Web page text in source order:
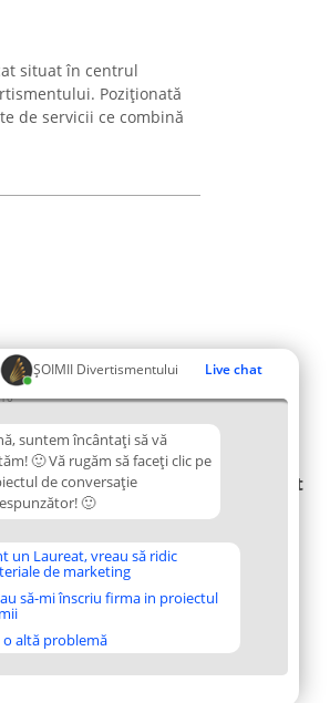
ŞOIMII Divertismentului Live chat
suntem încântați să vă
🙂 Vă rugăm să faceți clic pe
de conversație
🙂
un Laureat, vreau să ridic
de marketing
să-mi înscriu firma in proiectul
o altă problemă
situat în centrul
Poziționată
de servicii ce combină
BR SRL
492
Plebiscyt
Tuturor
Laureaților
Reguli
confidențialitate
Contact